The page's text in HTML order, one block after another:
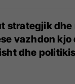
strategjik
vazhdon
dhe